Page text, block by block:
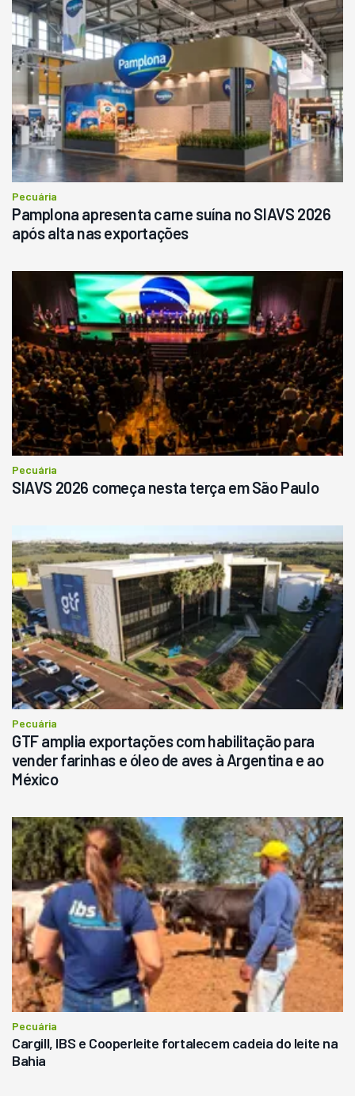
Pecuária
Pamplona apresenta carne suína no SIAVS 2026
após alta nas exportações
Pecuária
SIAVS 2026 começa nesta terça em São Paulo
Pecuária
GTF amplia exportações com habilitação para
vender farinhas e óleo de aves à Argentina e ao
México
Pecuária
Cargill, IBS e Cooperleite fortalecem cadeia do leite na
Bahia